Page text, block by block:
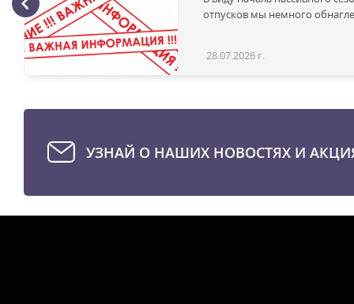
отпусков мы немного
28.07.2026 г.
УЗНАЙ О НАШИХ НОВОСТЯХ И